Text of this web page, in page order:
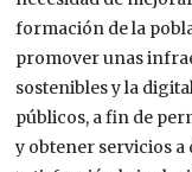
formación de la
promover unas
sostenibles y la
públicos, a fin de
y obtener servicios a